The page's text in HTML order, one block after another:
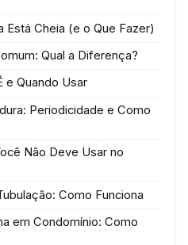
Está Cheia (e o Que Fazer)
Qual a Diferença?
e Quando Usar
Periodicidade e Como
Não Deve Usar no
Como Funciona
em Condomínio: Como